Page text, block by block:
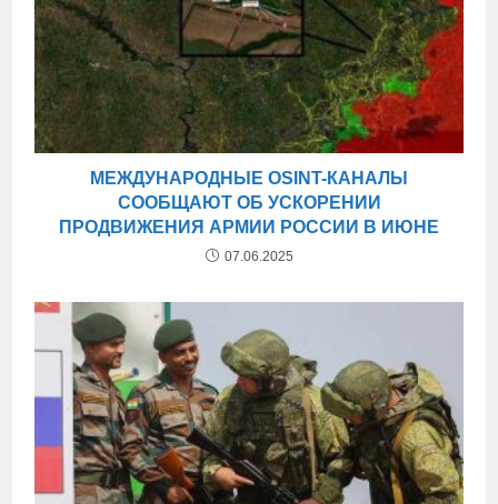
МЕЖДУНАРОДНЫЕ OSINT-КАНАЛЫ
СООБЩАЮТ ОБ УСКОРЕНИИ
ПРОДВИЖЕНИЯ АРМИИ РОССИИ В ИЮНЕ
07.06.2025